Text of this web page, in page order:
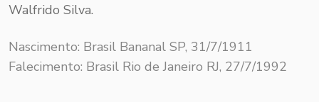
Walfrido Silva.
Nascimento: Brasil Bananal SP, 31/7/1911
Falecimento: Brasil Rio de Janeiro RJ, 27/7/1992